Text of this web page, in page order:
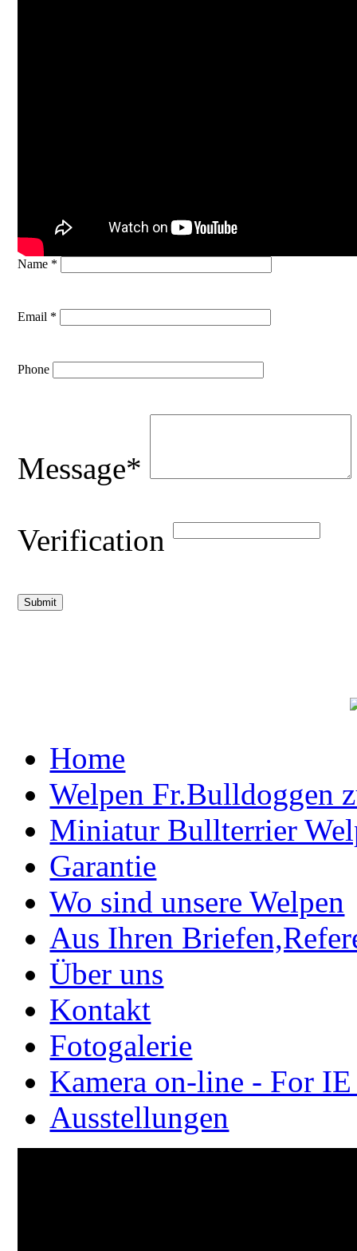
Name *
Email *
Phone
Message*
Verification
Home
Welpen Fr.Bulldoggen
Miniatur Bullterrier
Garantie
Wo sind unsere Welpen
Aus Ihren
Über uns
Kontakt
Fotogalerie
Kamera on-line - For
Ausstellungen